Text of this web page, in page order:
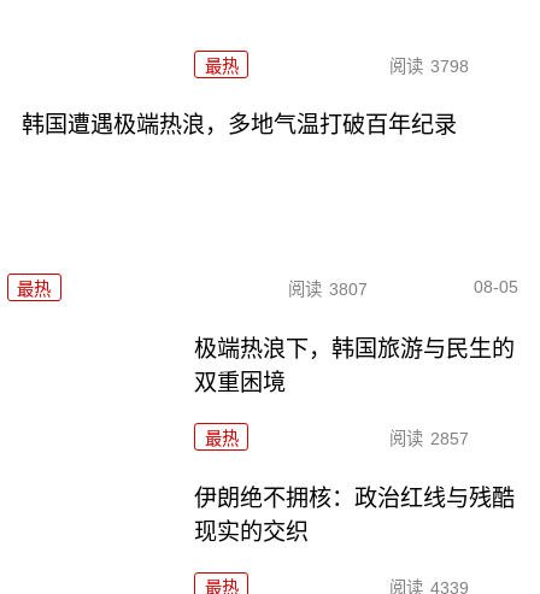
最热 阅读 3798
韩国遭遇极端热浪，多地气温打破百年纪录
最热 阅读 3807 08-05
极端热浪下，韩国旅游与民生的
双重困境
最热 阅读 2857
伊朗绝不拥核：政治红线与残酷
现实的交织
最热 阅读 4339